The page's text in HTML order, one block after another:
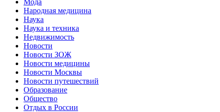
Мода
Народная медицина
Наука
Наука и техника
Недвижимость
Новости
Новости ЗОЖ
Новости медицины
Новости Москвы
Новости путешествий
Образование
Общество
Отдых в России